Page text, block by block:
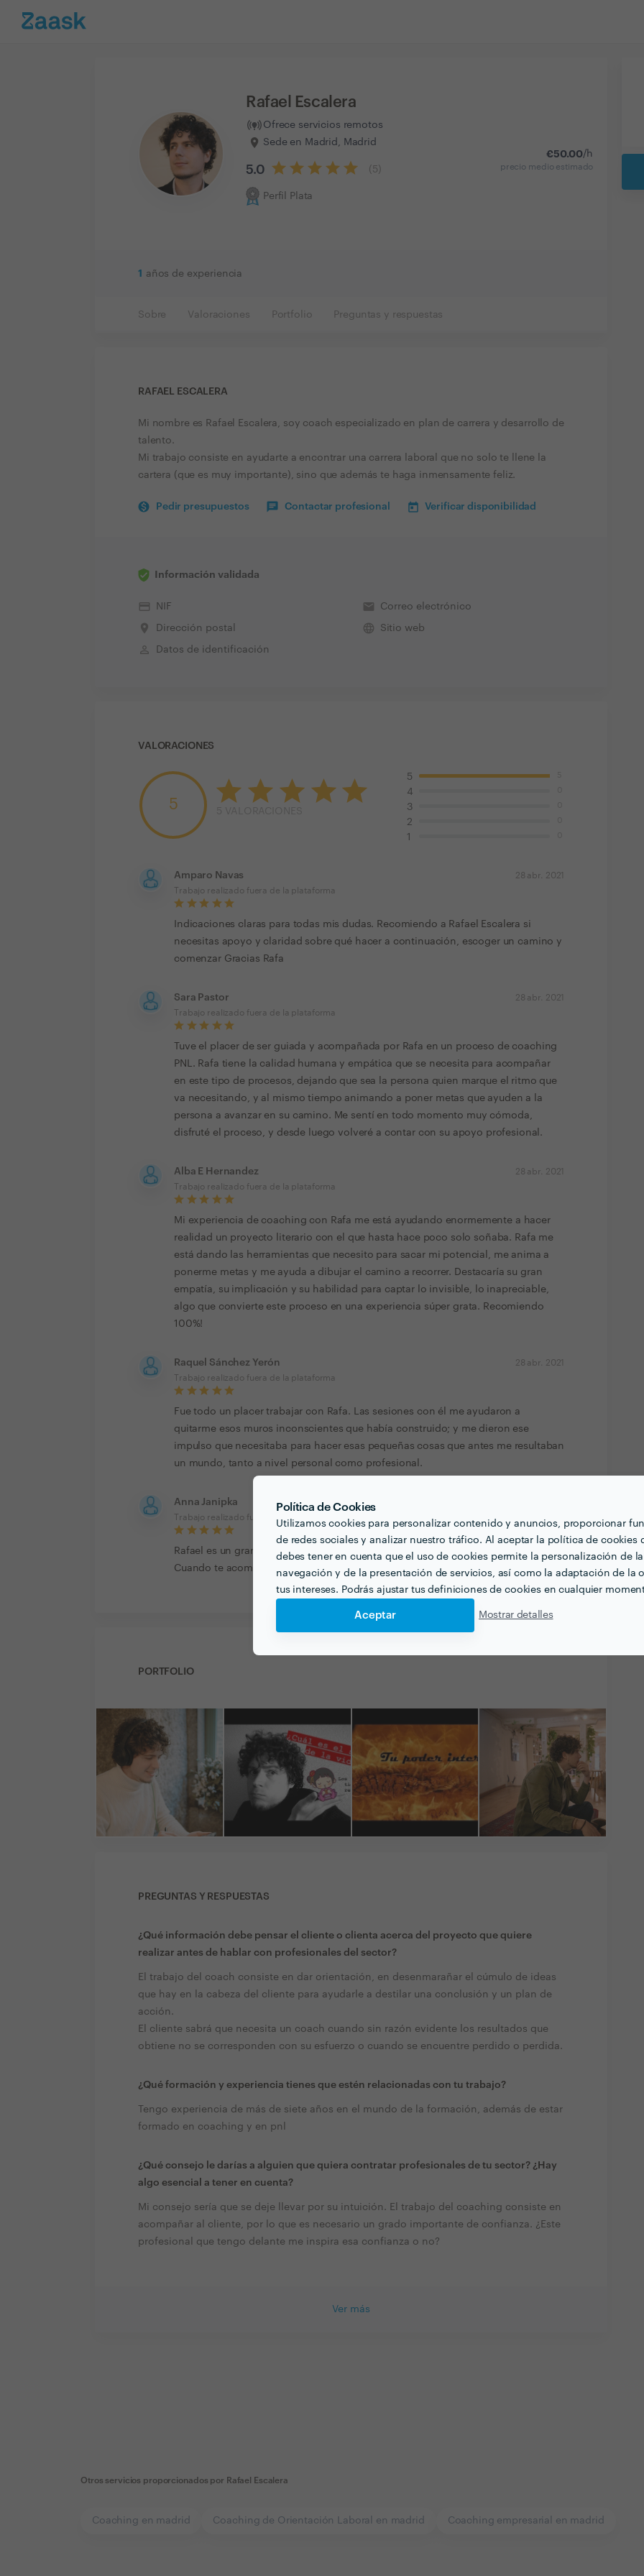
Política de Cookies
Utilizamos cookies para personalizar contenido y anuncios, proporcionar
de redes sociales y analizar nuestro tráfico. Al aceptar la política de cookies
debes tener en cuenta que el uso de cookies permite la personalización de la
navegación y de la presentación de servicios, así como la adaptación de la
tus intereses. Podrás ajustar tus definiciones de cookies en cualquier
Aceptar Mostrar detalles
Rafael Escalera
Ofrece servicios remotos
Sede en Madrid, Madrid
5.0 ( 5
Perfil Plata
€50.00/h
precio medio estimado
1 años de experiencia
Sobre Valoraciones Portfolio Preguntas y respuestas
RAFAEL ESCALERA
Mi nombre es Rafael Escalera, soy coach especializado en plan de carrera y desarrollo de
talento.
Mi trabajo consiste en ayudarte a encontrar una carrera laboral que no solo te llene la
cartera (que es muy importante), sino que además te haga inmensamente feliz.
Pedir presupuestos Contactar profesional Verificar disponibilidad
Información validada
credit_card NIF
place Dirección postal
perm_identity Datos de identificación
email Correo electrónico
language Sitio web
VALORACIONES
5
5
4
3
2
1
Amparo Navas
Trabajo realizado fuera de la plataforma
28 abr. 2021
Indicaciones claras para todas mis dudas. Recomiendo a Rafael Escalera si
necesitas apoyo y claridad sobre qué hacer a continuación, escoger un camino y
comenzar Gracias Rafa
Sara Pastor
Trabajo realizado fuera de la plataforma
28 abr. 2021
Tuve el placer de ser guiada y acompañada por Rafa en un proceso de coaching
PNL. Rafa tiene la calidad humana y empática que se necesita para acompañar
en este tipo de procesos, dejando que sea la persona quien marque el ritmo que
va necesitando, y al mismo tiempo animando a poner metas que ayuden a la
persona a avanzar en su camino. Me sentí en todo momento muy cómoda,
disfruté el proceso, y desde luego volveré a contar con su apoyo profesional.
Alba E Hernandez
Trabajo realizado fuera de la plataforma
28 abr. 2021
Mi experiencia de coaching con Rafa me está ayudando enormemente a hacer
realidad un proyecto literario con el que hasta hace poco solo soñaba. Rafa me
está dando las herramientas que necesito para sacar mi potencial, me anima a
ponerme metas y me ayuda a dibujar el camino a recorrer. Destacaría su gran
empatía, su implicación y su habilidad para captar lo invisible, lo inapreciable,
algo que convierte este proceso en una experiencia súper grata. Recomiendo
100%!
Raquel Sánchez Yerón
Trabajo realizado fuera de la plataforma
28 abr. 2021
Fue todo un placer trabajar con Rafa. Las sesiones con él me ayudaron a
quitarme esos muros inconscientes que había construido; y me dieron ese
impulso que necesitaba para hacer esas pequeñas cosas que antes me resultaban
un mundo, tanto a nivel personal como profesional.
Anna Janipka
Trabajo realizado fuera de la plataforma
Rafael es un gran profesional, formado y con experiencia en diferentes ámbitos.
Cuando te acompaña en un proceso lo hace con gran respeto y cuidado. Gracias
PORTFOLIO
PREGUNTAS Y RESPUESTAS
¿Qué información debe pensar el cliente o clienta acerca del proyecto que quiere
realizar antes de hablar con profesionales del sector?
El trabajo del coach consiste en dar orientación, en desenmarañar el cúmulo de ideas
que hay en la cabeza del cliente para ayudarle a destilar una conclusión y un plan de
acción.
El cliente sabrá que necesita un coach cuando sin razón evidente los resultados que
obtiene no se corresponden con su esfuerzo o cuando se encuentre perdido o perdida.
¿Qué formación y experiencia tienes que estén relacionadas con tu trabajo?
Tengo experiencia de más de siete años en el mundo de la formación, además de estar
formado en coaching y en pnl
¿Qué consejo le darías a alguien que quiera contratar profesionales de tu sector? ¿Hay
algo esencial a tener en cuenta?
Mi consejo sería que se deje llevar por su intuición. El trabajo del coaching consiste en
acompañar al cliente, por lo que es necesario un grado importante de confianza. ¿Este
profesional que tengo delante me inspira esa confianza o no?
Ver más
Otros servicios proporcionados por Rafael Escalera
Coaching en madrid Coaching de Orientación Laboral en madrid Coaching empresarial en madrid